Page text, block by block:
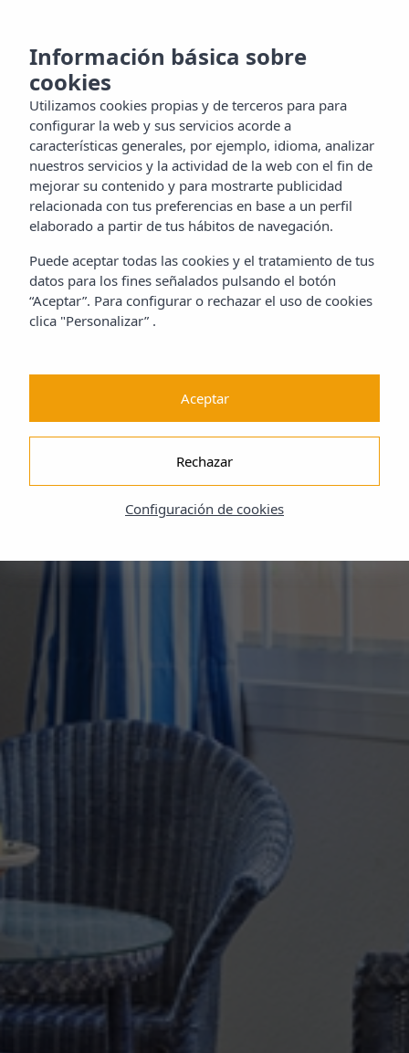
la
ES
Información básica sobre
cookies
Utilizamos cookies propias y de terceros para para
configurar la web y sus servicios acorde a
características generales, por ejemplo, idioma, analizar
nuestros servicios y la actividad de la web con el fin de
mejorar su contenido y para mostrarte publicidad
relacionada con tus preferencias en base a un perfil
elaborado a partir de tus hábitos de navegación.
Puede aceptar todas las cookies y el tratamiento de tus
datos para los fines señalados pulsando el botón
“Aceptar”. Para configurar o rechazar el uso de cookies
clica "Personalizar” .
Configuración de cookies
Rechazar
Aceptar